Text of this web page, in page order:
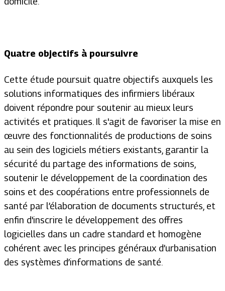
Quatre objectifs à poursuivre
Cette étude poursuit quatre objectifs auxquels les
solutions informatiques des infirmiers libéraux
doivent répondre pour soutenir au mieux leurs
activités et pratiques. Il s'agit de favoriser la mise en
œuvre des fonctionnalités de productions de soins
au sein des logiciels métiers existants, garantir la
sécurité du partage des informations de soins,
soutenir le développement de la coordination des
soins et des coopérations entre professionnels de
santé par l’élaboration de documents structurés, et
enfin d'inscrire le développement des offres
logicielles dans un cadre standard et homogène
cohérent avec les principes généraux d’urbanisation
des systèmes d’informations de santé.